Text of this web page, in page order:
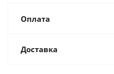
Оплата
Доставка